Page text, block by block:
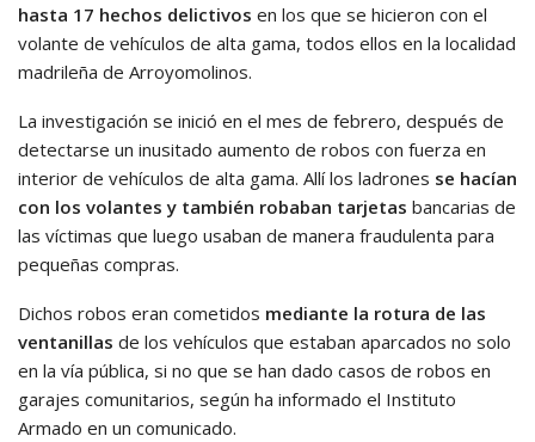
hasta 17 hechos delictivos en los que se hicieron con el
volante de vehículos de alta gama, todos ellos en la localidad
madrileña de Arroyomolinos.
La investigación se inició en el mes de febrero, después de
detectarse un inusitado aumento de robos con fuerza en
interior de vehículos de alta gama. Allí los ladrones se hacían
con los volantes y también robaban tarjetas bancarias de
las víctimas que luego usaban de manera fraudulenta para
pequeñas compras.
Dichos robos eran cometidos mediante la rotura de las
ventanillas de los vehículos que estaban aparcados no solo
en la vía pública, si no que se han dado casos de robos en
garajes comunitarios, según ha informado el Instituto
Armado en un comunicado.